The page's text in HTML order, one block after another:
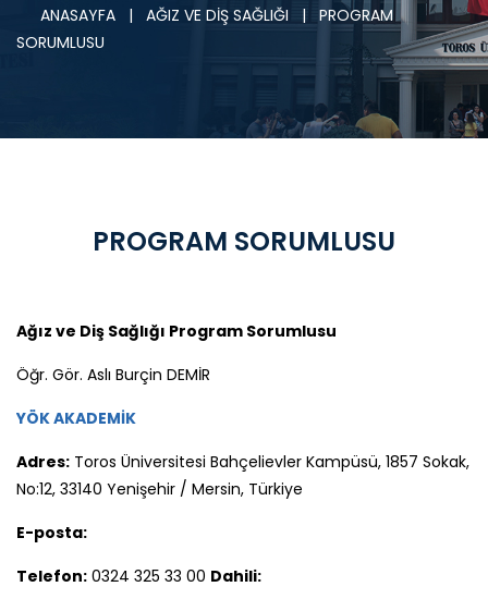
ANASAYFA | AĞIZ VE DİŞ SAĞLIĞI |
PROGRAM
SORUMLUSU
PROGRAM SORUMLUSU
Ağız ve Diş Sağlığı Program Sorumlusu
Öğr. Gör. Aslı Burçin DEMİR
YÖK AKADEMİK
Adres: Toros Üniversitesi Bahçelievler Kampüsü, 1857 Sokak,
No:12, 33140 Yenişehir / Mersin, Türkiye
E-posta:
Telefon: 0324 325 33 00 Dahili: